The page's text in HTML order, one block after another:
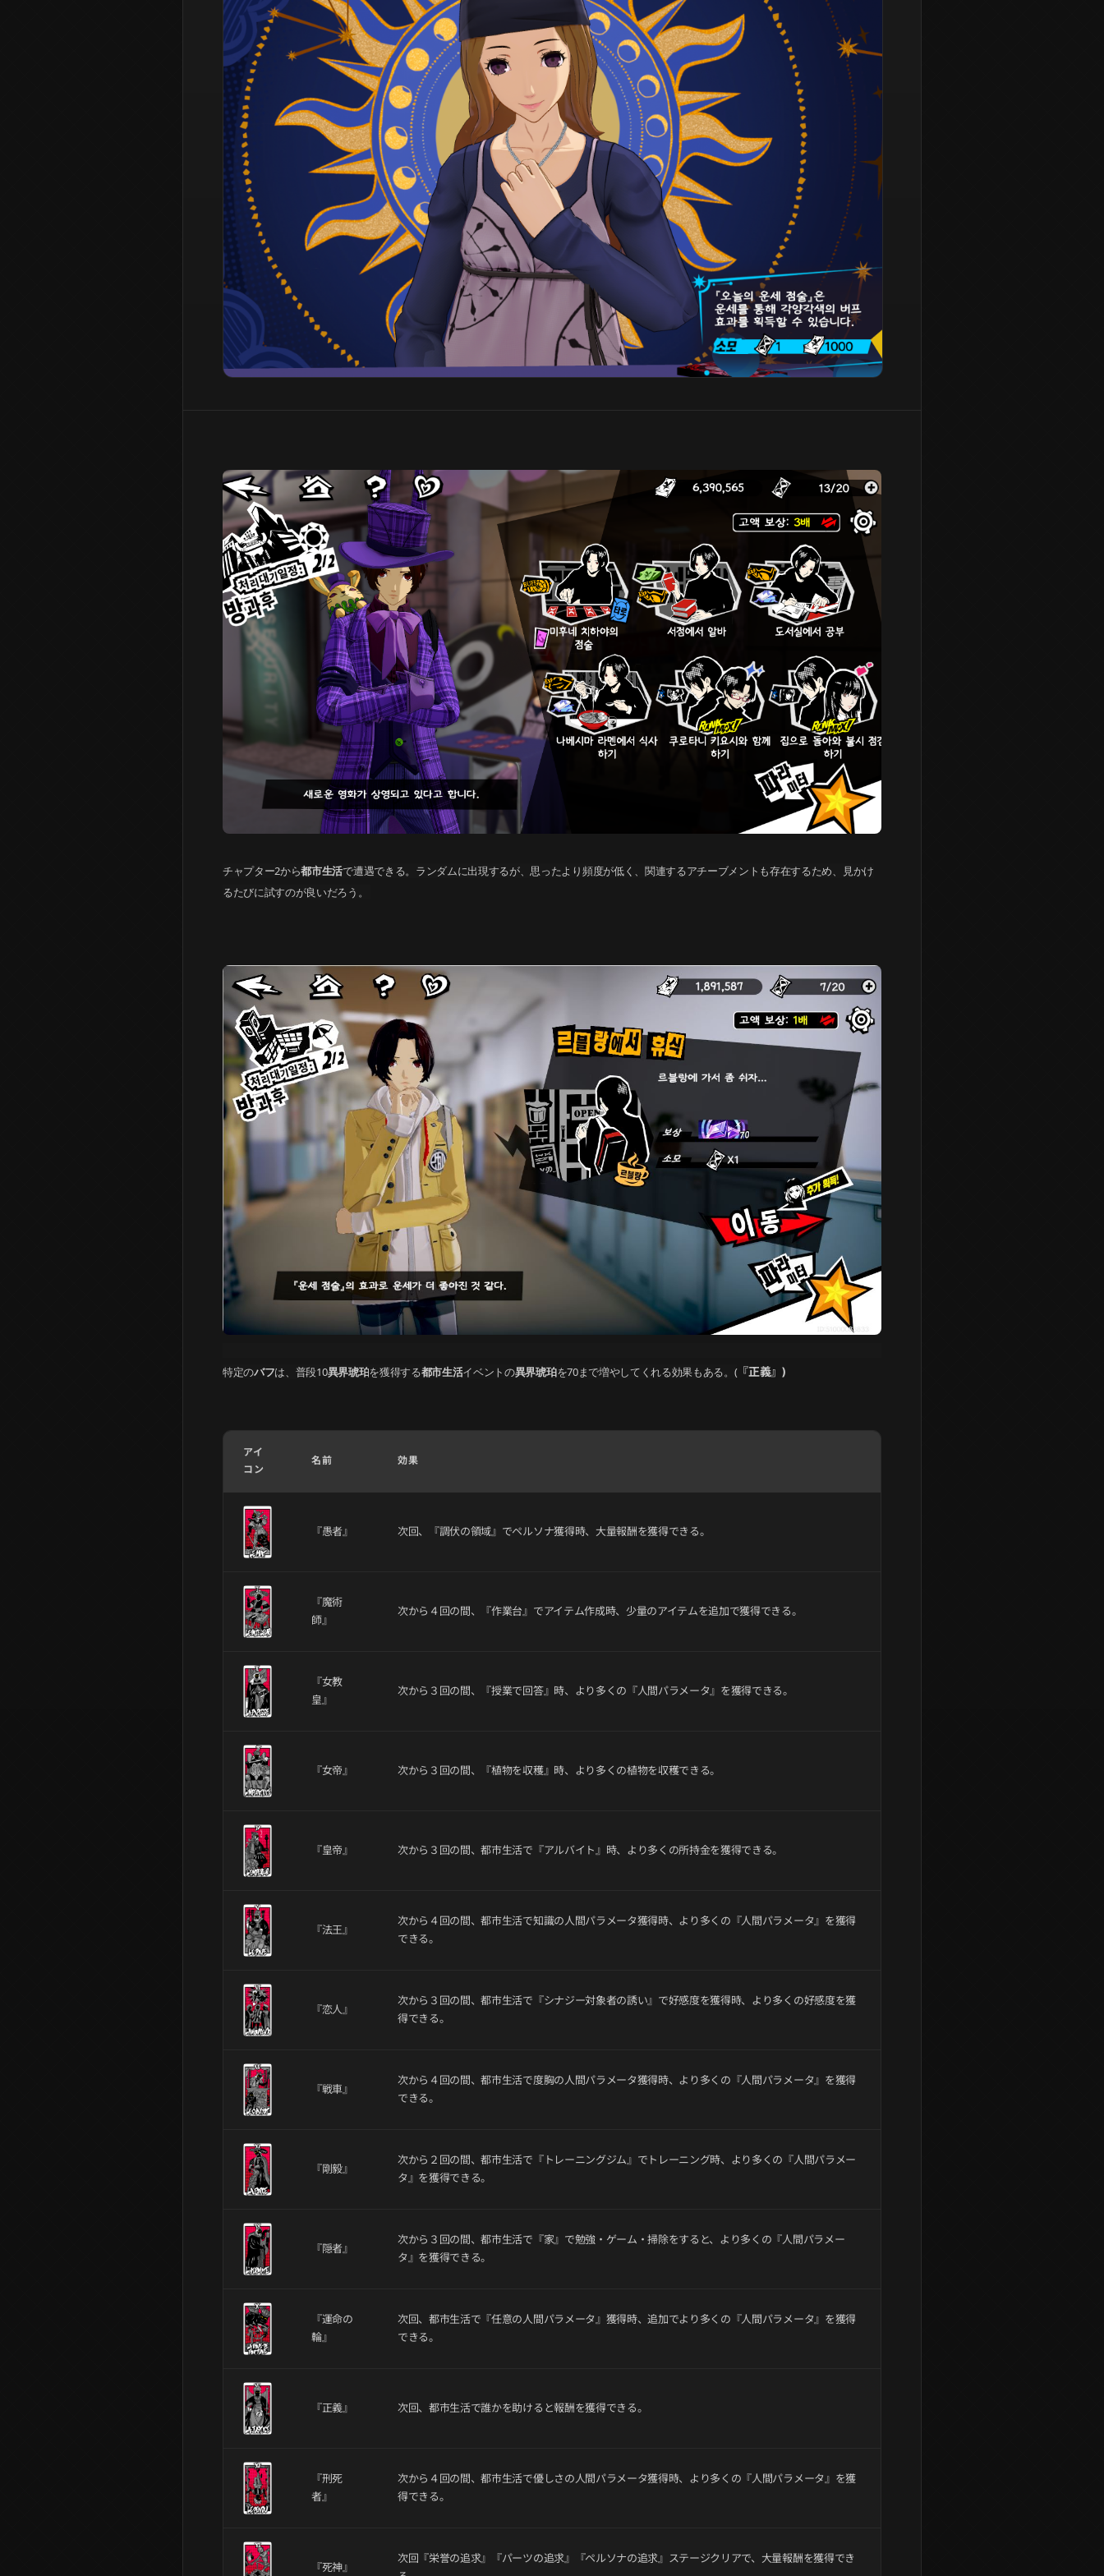
チャプター2から都市生活で遭遇できる。ランダムに出現するが、思ったより頻度が低く、関連するアチーブメントも存在するため、見かけ
るたびに試すのが良いだろう。
特定のバフは、普段10異界琥珀を獲得する都市生活イベントの異界琥珀を70まで増やしてくれる効果もある。(『正義』)
アイ
コン
名前 効果
『愚者』 次回、『調伏の領域』でペルソナ獲得時、大量報酬を獲得できる。
『魔術
師』
次から４回の間、『作業台』でアイテム作成時、少量のアイテムを追加で獲得できる。
『女教
皇』
次から３回の間、『授業で回答』時、より多くの『人間パラメータ』を獲得できる。
『女帝』 次から３回の間、『植物を収穫』時、より多くの植物を収穫できる。
『皇帝』 次から３回の間、都市生活で『アルバイト』時、より多くの所持金を獲得できる。
『法王』
次から４回の間、都市生活で知識の人間パラメータ獲得時、より多くの『人間パラメータ』を獲得
できる。
『恋人』
次から３回の間、都市生活で『シナジー対象者の誘い』で好感度を獲得時、より多くの好感度を獲
得できる。
『戦車』
次から４回の間、都市生活で度胸の人間パラメータ獲得時、より多くの『人間パラメータ』を獲得
できる。
『剛毅』
次から２回の間、都市生活で『トレーニングジム』でトレーニング時、より多くの『人間パラメー
タ』を獲得できる。
『隠者』
次から３回の間、都市生活で『家』で勉強・ゲーム・掃除をすると、より多くの『人間パラメー
タ』を獲得できる。
『運命の
輪』
次回、都市生活で『任意の人間パラメータ』獲得時、追加でより多くの『人間パラメータ』を獲得
できる。
『正義』 次回、都市生活で誰かを助けると報酬を獲得できる。
『刑死
者』
次から４回の間、都市生活で優しさの人間パラメータ獲得時、より多くの『人間パラメータ』を獲
得できる。
『死神』
次回『栄誉の追求』『パーツの追求』『ペルソナの追求』ステージクリアで、大量報酬を獲得でき